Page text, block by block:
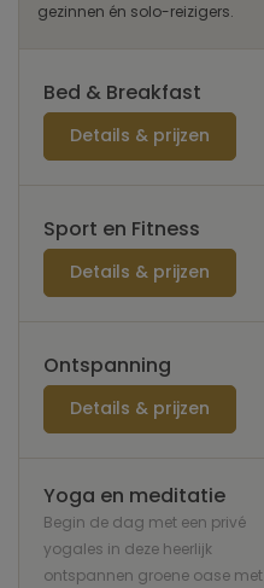
gezinnen én solo-reizigers.
Bed & Breakfast
Details & prijzen
Sport en Fitness
Details & prijzen
Ontspanning
Details & prijzen
Yoga en meditatie
Begin de dag met een privé
yogales in deze heerlijk
ontspannen groene oase met